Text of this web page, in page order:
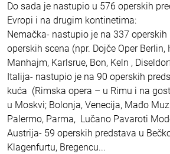
Do sada je nastupio u 576 operskih
Evropi i na drugim kontinetima:
Nemačka- nastupio je na 337
operskih scena (npr. Dojče Oper
Manhajm, Karlsrue, Bon, Keln ,
Italija- nastupio je na 90 operskih
kuća (Rimska opera – u Rimu i na
u Moskvi; Bolonja, Venecija, Mađo
Palermo, Parma, Lučano Pavaroti
Austrija- 59 operskih predstava u
Klagenfurtu, Bregencu...